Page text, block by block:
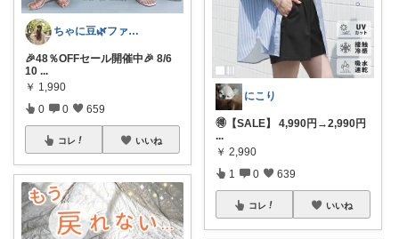
ちゃに豆🌿ファッション好き✨
🎉48％OFFセール開催中🎉 8/6
10 ...
￥ 1,990
0 0 659
コレ いいね
にこり
🉐【SALE】 4,990円→2,990円
...
￥ 2,990
1 0 639
コレ いいね